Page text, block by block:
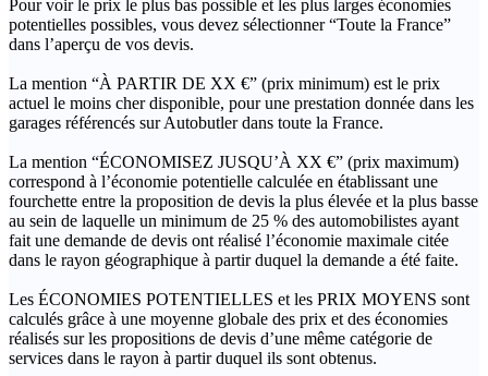
Pour voir le prix le plus bas possible et les plus larges économies
potentielles possibles, vous devez sélectionner “Toute la France”
dans l’aperçu de vos devis.
La mention “À PARTIR DE XX €” (prix minimum) est le prix
actuel le moins cher disponible, pour une prestation donnée dans les
garages référencés sur Autobutler dans toute la France.
La mention “ÉCONOMISEZ JUSQU’À XX €” (prix maximum)
correspond à l’économie potentielle calculée en établissant une
fourchette entre la proposition de devis la plus élevée et la plus basse
au sein de laquelle un minimum de 25 % des automobilistes ayant
fait une demande de devis ont réalisé l’économie maximale citée
dans le rayon géographique à partir duquel la demande a été faite.
Les ÉCONOMIES POTENTIELLES et les PRIX MOYENS sont
calculés grâce à une moyenne globale des prix et des économies
réalisés sur les propositions de devis d’une même catégorie de
services dans le rayon à partir duquel ils sont obtenus.